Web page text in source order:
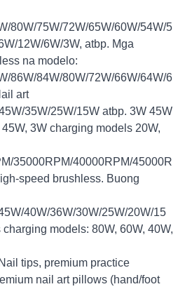
80W/75W/72W/65W/60W/54W/5
12W/6W/3W, atbp. Mga
na modelo:
86W/84W/80W/72W/66W/64W/6
art
35W/25W/15W atbp. 3W 45W
3W charging models 20W,
35000RPM/40000RPM/45000R
speed brushless. Buong
40W/36W/30W/25W/20W/15
models: 80W, 60W, 40W,
tips, premium practice
nail art pillows (hand/foot